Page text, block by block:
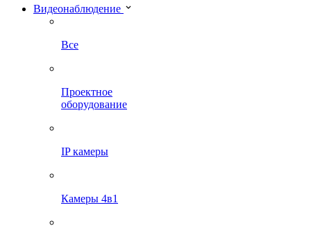
Видеонаблюдение
Все
Проектное
оборудование
IP камеры
Камеры 4в1